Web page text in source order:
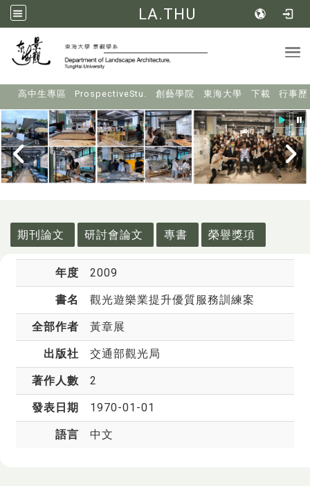
LA.THU
高中生專區 ProspectiveStu. 創藝學院 東海大學 下載 行事歷
期刊論文
研討會論文 專書 榮譽獎項
年度 2009
書名 觀光遊樂業提升優質服務訓練案
全部作者 黃章展
出版社 交通部觀光局
著作人數 2
發表日期 1970-01-01
語言 中文